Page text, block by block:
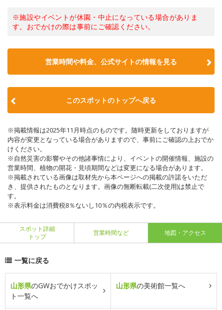
※施設やイベントが休園・中止になっている場合がありま
す。おでかけの際は事前にご確認ください。
営業時間や料金、公式サイトの情報を見る
このスポットのトップへ戻る
※掲載情報は2025年11月時点のものです。随時更新をしておりますが
内容が変更となっている場合がありますので、事前にご確認の上おでか
けください。
※自然災害の影響やその他諸事情により、イベントの開催情報、施設の
営業時間、植物の開花・見頃期間などは変更になる場合があります。
※掲載されている画像は取材先から本ページへの掲載の許諾をいただ
き、提供されたものとなります。画像の無断転載(二次使用)は禁止で
す。
※表示料金は消費税8％ないし10％の内税表示です。
スポット詳細
トップ
営業時間など 地図・アクセス
一覧に戻る
山形県のGWおでかけスポッ
ト一覧へ
山形県の美術館一覧へ